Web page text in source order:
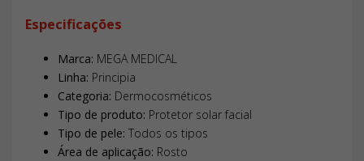
Possui 18% de mix de filtros UV e 5% de niacinamida.
Especificações
Marca: MEGA MEDICAL
Linha: Principia
Categoria: Dermocosméticos
Tipo de produto: Protetor solar facial
Tipo de pele: Todos os tipos
Área de aplicação: Rosto